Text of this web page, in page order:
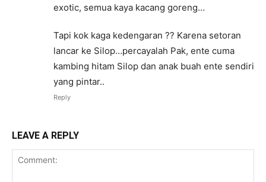
exotic, semua kaya kacang goreng…
Tapi kok kaga kedengaran ?? Karena setoran
lancar ke Silop…percayalah Pak, ente cuma
kambing hitam Silop dan anak buah ente sendiri
yang pintar..
Reply
LEAVE A REPLY